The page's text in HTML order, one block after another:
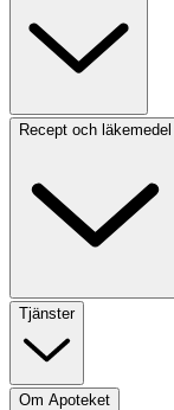
Recept och läkemedel
Tjänster
Om Apoteket